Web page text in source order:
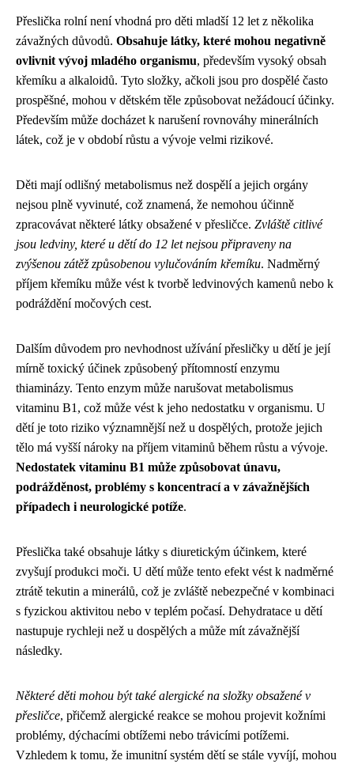
Přeslička rolní není vhodná pro děti mladší 12 let z několika
závažných důvodů. Obsahuje látky, které mohou negativně
ovlivnit vývoj mladého organismu, především vysoký obsah
křemíku a alkaloidů. Tyto složky, ačkoli jsou pro dospělé často
prospěšné, mohou v dětském těle způsobovat nežádoucí účinky.
Především může docházet k narušení rovnováhy minerálních
látek, což je v období růstu a vývoje velmi rizikové.
Děti mají odlišný metabolismus než dospělí a jejich orgány
nejsou plně vyvinuté, což znamená, že nemohou účinně
zpracovávat některé látky obsažené v přesličce. Zvláště citlivé
jsou ledviny, které u dětí do 12 let nejsou připraveny na
zvýšenou zátěž způsobenou vylučováním křemíku. Nadměrný
příjem křemíku může vést k tvorbě ledvinových kamenů nebo k
podráždění močových cest.
Dalším důvodem pro nevhodnost užívání přesličky u dětí je její
mírně toxický účinek způsobený přítomností enzymu
thiaminázy. Tento enzym může narušovat metabolismus
vitaminu B1, což může vést k jeho nedostatku v organismu. U
dětí je toto riziko významnější než u dospělých, protože jejich
tělo má vyšší nároky na příjem vitaminů během růstu a vývoje.
Nedostatek vitaminu B1 může způsobovat únavu,
podrážděnost, problémy s koncentrací a v závažnějších
případech i neurologické potíže.
Přeslička také obsahuje látky s diuretickým účinkem, které
zvyšují produkci moči. U dětí může tento efekt vést k nadměrné
ztrátě tekutin a minerálů, což je zvláště nebezpečné v kombinaci
s fyzickou aktivitou nebo v teplém počasí. Dehydratace u dětí
nastupuje rychleji než u dospělých a může mít závažnější
následky.
Některé děti mohou být také alergické na složky obsažené v
přesličce, přičemž alergické reakce se mohou projevit kožními
problémy, dýchacími obtížemi nebo trávicími potížemi.
Vzhledem k tomu, že imunitní systém dětí se stále vyvíjí, mohou